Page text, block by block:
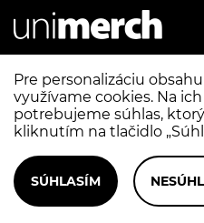
Pre personalizáciu
využívame cookies. Na
potrebujeme súhlas,
kliknutím na tlačidlo